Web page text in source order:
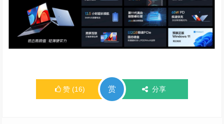
赞 (16) 赏 分享